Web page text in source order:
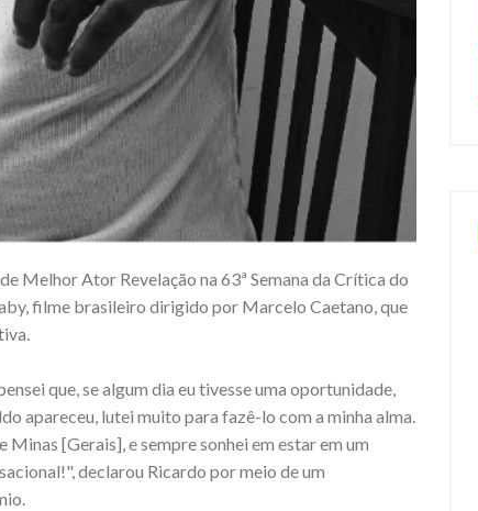
Melhor Ator Revelação na 63ª Semana da Crítica do
filme brasileiro dirigido por Marcelo Caetano, que
que, se algum dia eu tivesse uma oportunidade,
apareceu, lutei muito para fazê-lo com a minha alma.
[Gerais], e sempre sonhei em estar em um
declarou Ricardo por meio de um